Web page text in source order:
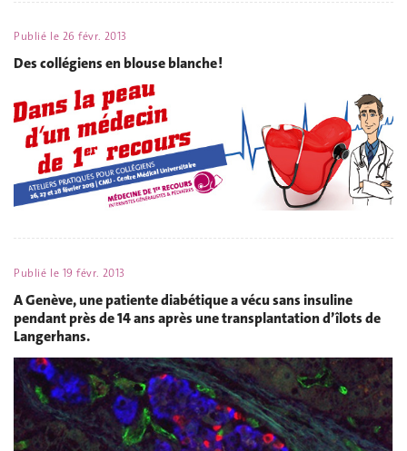
Publié le 26 févr. 2013
Des collégiens en blouse blanche !
Publié le 19 févr. 2013
A Genève, une patiente diabétique a vécu sans insuline
pendant près de 14 ans après une transplantation d’îlots de
Langerhans.